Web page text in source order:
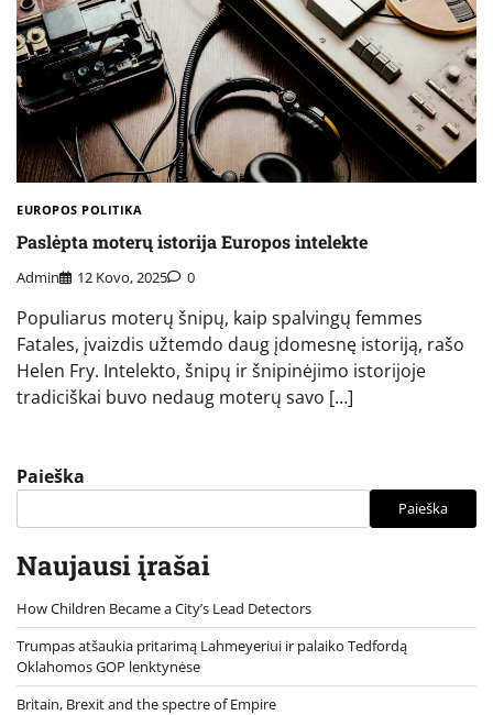
EUROPOS POLITIKA
Paslėpta moterų istorija Europos intelekte
Admin 12 Kovo, 2025 0
Populiarus moterų šnipų, kaip spalvingų femmes
Fatales, įvaizdis užtemdo daug įdomesnę istoriją, rašo
Helen Fry. Intelekto, šnipų ir šnipinėjimo istorijoje
tradiciškai buvo nedaug moterų savo […]
Paieška
Paieška
Naujausi įrašai
How Children Became a City’s Lead Detectors
Trumpas atšaukia pritarimą Lahmeyeriui ir palaiko Tedfordą
Oklahomos GOP lenktynėse
Britain, Brexit and the spectre of Empire